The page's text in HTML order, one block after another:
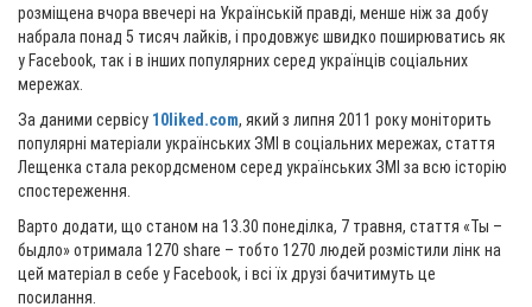
розміщена вчора ввечері на Українській правді, менше ніж за добу
набрала понад 5 тисяч лайків, і продовжує швидко поширюватись як
у Facebook, так і в інших популярних серед українців соціальних
мережах.
За даними сервісу 10liked.com, який з липня 2011 року моніторить
популярні матеріали українських ЗМІ в соціальних мережах, стаття
Лещенка стала рекордсменом серед українських ЗМІ за всю історію
спостереження.
Варто додати, що станом на 13.30 понеділка, 7 травня, стаття «Ты –
быдло» отримала 1270 share – тобто 1270 людей розмістили лінк на
цей матеріал в себе у Facebook, і всі їх друзі бачитимуть це
посилання.